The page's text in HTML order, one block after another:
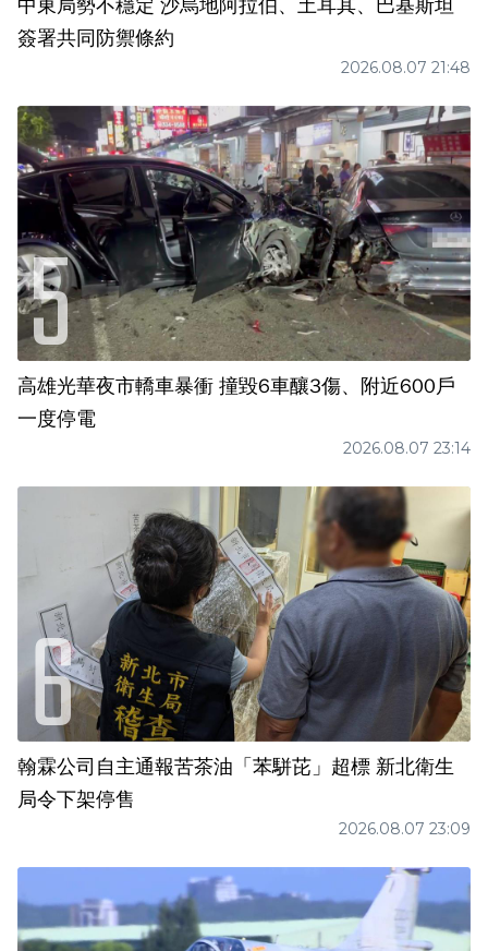
中東局勢不穩定 沙烏地阿拉伯、土耳其、巴基斯坦
簽署共同防禦條約
2026.08.07 21:48
高雄光華夜市轎車暴衝 撞毀6車釀3傷、附近600戶
一度停電
2026.08.07 23:14
翰霖公司自主通報苦茶油「苯駢芘」超標 新北衛生
局令下架停售
2026.08.07 23:09